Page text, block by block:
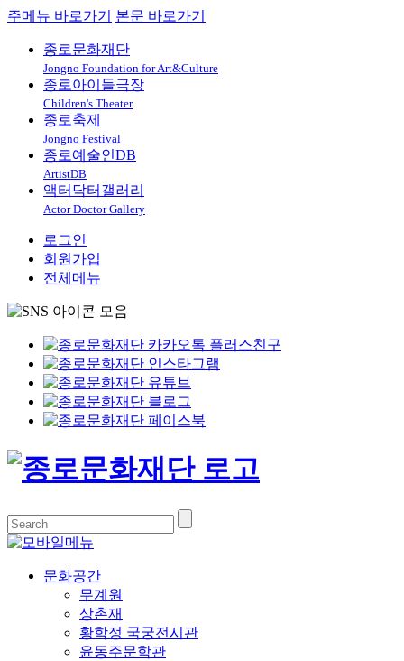
주메뉴 바로가기 본문 바로가기
종로문화재단
Jongno Foundation for Art&Culture
종로아이들극장
Children's Theater
종로축제
Jongno Festival
종로예술인DB
ArtistDB
액터닥터갤러리
Actor Doctor Gallery
로그인
회원가입
전체메뉴
문화공간
무계원
상촌재
황학정 국궁전시관
윤동주문학관